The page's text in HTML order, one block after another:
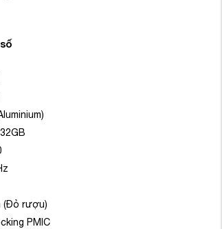
(Đỏ rượu)
PMIC